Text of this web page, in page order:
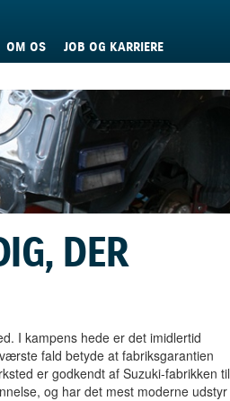
OM OS JOB OG KARRIERE
DER
I kampens hede er det imidlertid
fald betyde at fabriksgarantien
er godkendt af Suzuki-fabrikken til
og har det mest moderne udstyr